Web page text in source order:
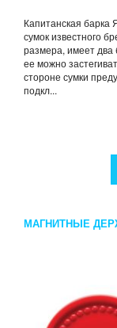
Капитанская барка
сумок известного
размера, имеет два
ее можно
стороне сумки
подкл...
МАГНИТНЫЕ